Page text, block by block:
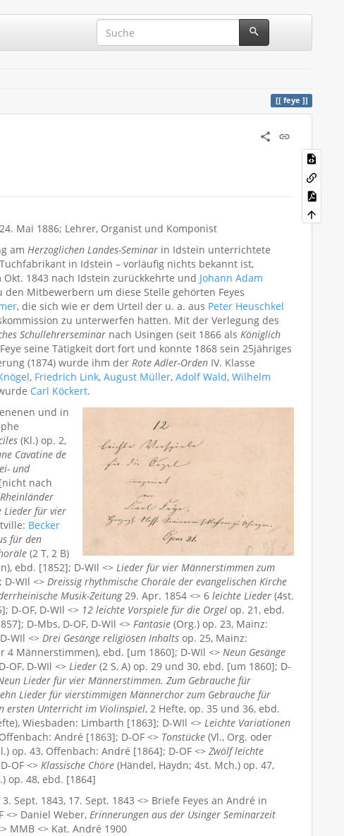
feye
Mai 1886; Lehrer, Organist und Komponist
am Herzoglichen Landes-Seminar in Idstein unterrichtete
in Idstein – vorläufig nichts bekannt ist,
1843 nach Idstein zurückkehrte und Johann Adam
Mitbewerbern um diese Stelle gehörten Feyes
, die sich wie er dem Urteil der u. a. aus Peter Heuschkel
zu unterwerfen hatten. Mit der Verlegung des
Schullehrerseminar nach Usingen (seit 1866 als Königlich
seine Tätigkeit dort fort und konnte 1868 sein 25jähriges
(1874) wurde ihm der Rote Adler-Orden IV. Klasse
, Friedrich Link, August Müller, Adolf Wald, Wilhelm
Carl Köckert.
und in
(Kl.) op. 2,
Cavatine de
und
nach
Lieder für vier
Becker
für den
(2 T, 2 B)
ebd. [1852]; D-WIl <> Lieder für vier Männerstimmen zum
D-WIl <> Dreissig rhythmische Choräle der evangelischen Kirche
Musik-Zeitung29. Apr. 1854 <> 6 leichte Lieder (4st.
D-OF, D-WIl <> 12 leichte Vorspiele für die Orgel op. 21, ebd.
D-Mbs, D-OF, D-WIl <> Fantasie (Org.) op. 23, Mainz:
WIl <> Drei Gesänge religiösen Inhalts op. 25, Mainz:
4 Männerstimmen), ebd. [um 1860]; D-WIl <> Neun Gesänge
OF, D-WIl <> Lieder (2 S, A) op. 29 und 30, ebd. [um 1860]; D-
Lieder für vier Männerstimmen. Zum Gebrauche für
Lieder für vierstimmigen Männerchor zum Gebrauche für
ersten Unterricht im Violinspiel, 2 Hefte, op. 35 und 36, ebd.
Wiesbaden: Limbarth [1863]; D-WIl <> Leichte Variationen
André [1863]; D-OF <> Tonstücke (Vl., Org. oder
op. 43, Offenbach: André [1864]; D-OF <> Zwölf leichte
OF <> Klassische Chöre (Händel, Haydn; 4st. Mch.) op. 47,
op. 48, ebd. [1864]
Sept. 1843, 17. Sept. 1843 <> Briefe Feyes an André in
<> Daniel Weber, Erinnerungen aus der Usinger Seminarzeit
MMB <> Kat. André 1900